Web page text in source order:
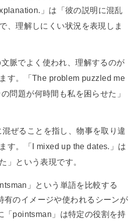
」は「彼の説明に混乱
、理解しにくい状況を表現しま
脈でよく使われ、理解するのが
す。「The problem puzzled me
問題が何時間も私を困らせた」
ぜることを指し、物事を取り違
す。「I mixed up the dates.」は
」という表現です。
」という単語を比較する
有のイメージや使われるシーンが
「pointsman」は特定の役割を持